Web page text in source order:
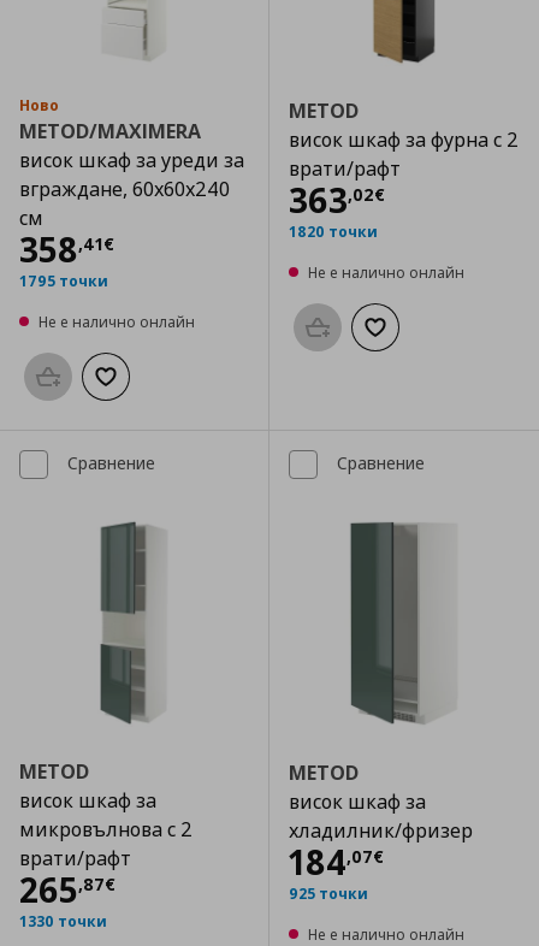
Ново
METOD/MAXIMERA
висок шкаф за уреди за
вграждане, 60x60x240
см
358,41€
Цена
1795 точки
Не е налично онлайн
Προσθήκη στο καλάθι
Добави към списъка с любими
METOD
висок шкаф за фурна с 2
врати/рафт
363,02€
Цена
1820 точки
Не е налично онлайн
Προσθήκη στο καλάθι
Добави към
Сравнение
METOD
висок шкаф за
микровълнова с 2
врати/рафт
265,87€
Цена
1330 точки
Сравнение
METOD
висок шкаф за
хладилник/фризер
184,07€
Цена
925 точки
Не е налично онлайн